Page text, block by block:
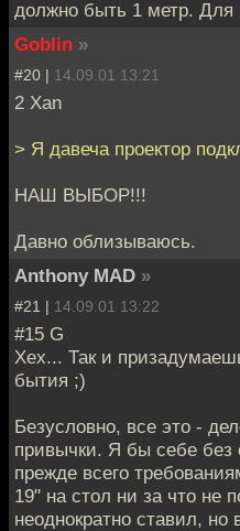
должно быть 1 метр. Для
Goblin »
#20 | 14.09.01 13:21
2 Xan
> Я давеча проектор
НАШ ВЫБОР!!!
Давно облизываюсь.
Anthony MAD »
#21 | 14.09.01 13:22
#15 G
Хех... Так и
бытия ;)
Безусловно, все это -
привычки. Я бы себе
прежде всего
19" на стол ни за что не
неоднократно ставил,